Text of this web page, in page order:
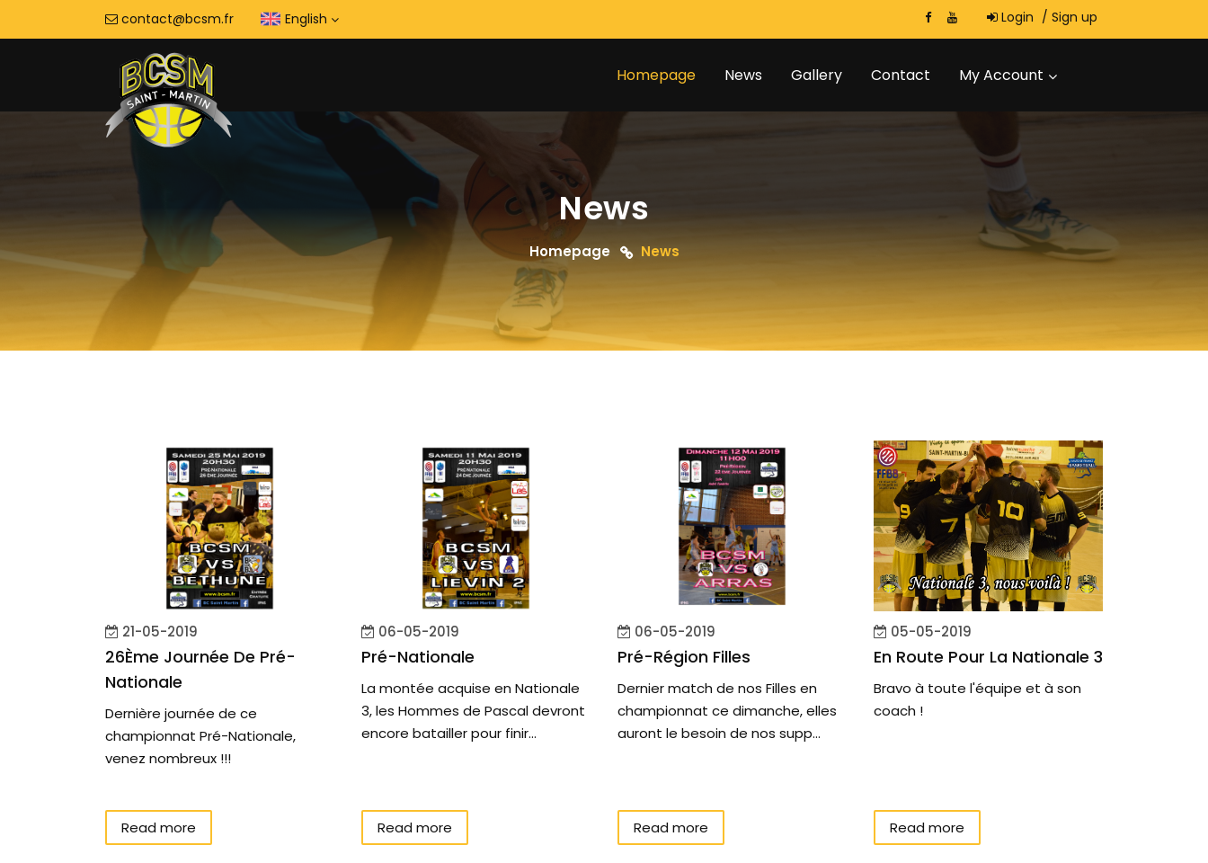
contact@bcsm.fr English Login / Sign up
Homepage News Gallery Contact My Account
News
Homepage News
21-05-2019
26Ème Journée De Pré-
Nationale
Dernière journée de ce
championnat Pré-Nationale,
venez nombreux !!!
Read more
06-05-2019
Pré-Nationale
La montée acquise en Nationale
3, les Hommes de Pascal devront
encore batailler pour finir...
Read more
06-05-2019
Pré-Région Filles
Dernier match de nos Filles en
championnat ce dimanche, elles
auront le besoin de nos supp...
Read more
05-05-2019
En Route Pour La Nationale 3
Bravo à toute l'équipe et à son
coach !
Read more